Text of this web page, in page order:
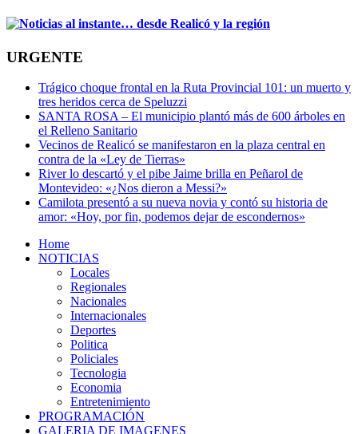
URGENTE
Trágico choque frontal en la Ruta Provincial 101: un muerto y
tres heridos cerca de Speluzzi
SANTA ROSA – El municipio plantó más de 600 árboles en
el Relleno Sanitario
Vecinos de Realicó se manifestaron en la plaza central en
contra de la «Ley de Tierras»
River lo descartó y el pibe Jaime brilla en Peñarol de
Montevideo: «¿Nos dieron a Messi?»
Camilota presentó a su nueva novia y contó su historia de
amor: «Hoy, por fin, podemos dejar de escondernos»
Home
NOTICIAS
Locales
Regionales
Nacionales
Internacionales
Deportes
Politica
Policiales
Tecnologia
Economia
Entretenimiento
PROGRAMACIÓN
GALERIA DE IMAGENES